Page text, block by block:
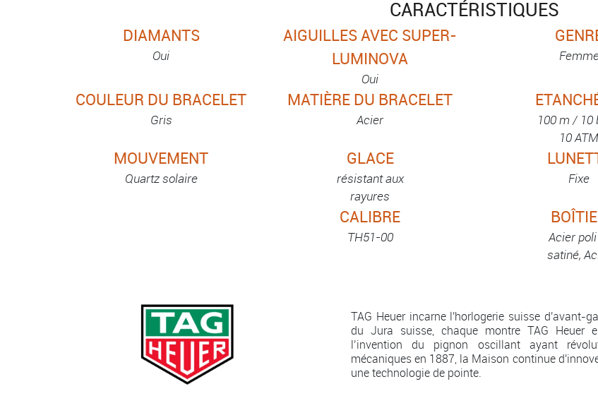
CARACTÉRISTIQUES
DIAMANTS
Oui
AIGUILLES AVEC SUPER-
LUMINOVA
Oui
COULEUR DU BRACELET
Gris
MATIÈRE DU BRACELET
Acier
100 m / 10
10 ATM
MOUVEMENT
Quartz solaire
GLACE
résistant aux
rayures
Fixe
CALIBRE
TH51-00
Acier
satiné,
TAG Heuer incarne l'horlogerie suisse d'avant-
du Jura suisse, chaque montre TAG Heuer
l’invention du pignon oscillant ayant
mécaniques en 1887, la Maison continue
une technologie de pointe.